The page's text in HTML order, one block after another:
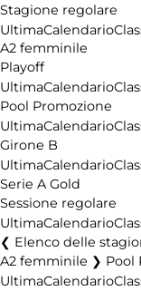
Stagione regolare
UltimaCalendario
A2 femminile
Playoff
UltimaCalendario
Pool Promozione
UltimaCalendario
Girone B
UltimaCalendario
Serie A Gold
Sessione regolare
UltimaCalendario
Elenco delle
A2 femminile ❯ Pool
UltimaCalendario